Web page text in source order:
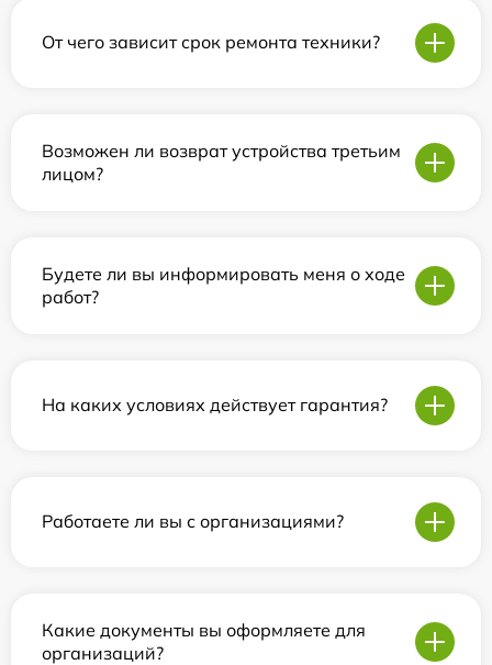
От чего зависит срок ремонта техники?
Возможен ли возврат устройства третьим
лицом?
Будете ли вы информировать меня о ходе
работ?
На каких условиях действует гарантия?
Работаете ли вы с организациями?
Какие документы вы оформляете для
организаций?